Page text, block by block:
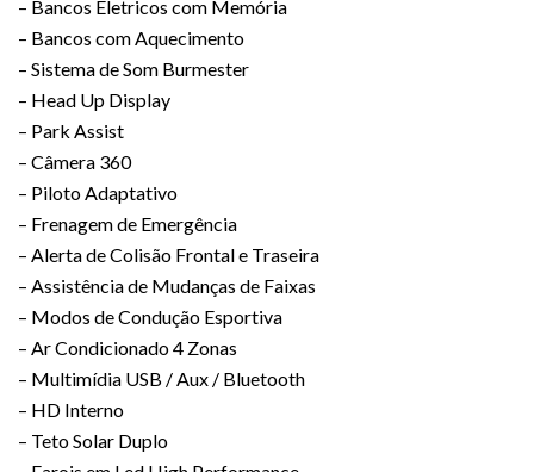
– Bancos Eletricos com Memória
– Bancos com Aquecimento
– Sistema de Som Burmester
– Head Up Display
– Park Assist
– Câmera 360
– Piloto Adaptativo
– Frenagem de Emergência
– Alerta de Colisão Frontal e Traseira
– Assistência de Mudanças de Faixas
– Modos de Condução Esportiva
– Ar Condicionado 4 Zonas
– Multimídia USB / Aux / Bluetooth
– HD Interno
– Teto Solar Duplo